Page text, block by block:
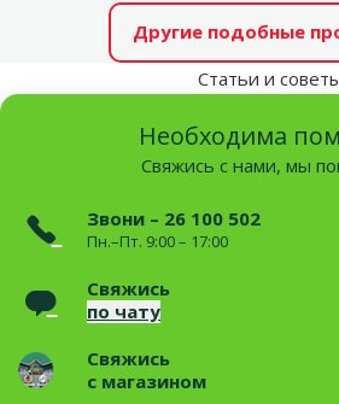
Другие подобные
Статьи и
Необходима
Свяжись с нами, мы
Звони – 26 100 502
Пн.–Пт. 9:00 – 17:00
Свяжись
по чату
Свяжись
с магазином